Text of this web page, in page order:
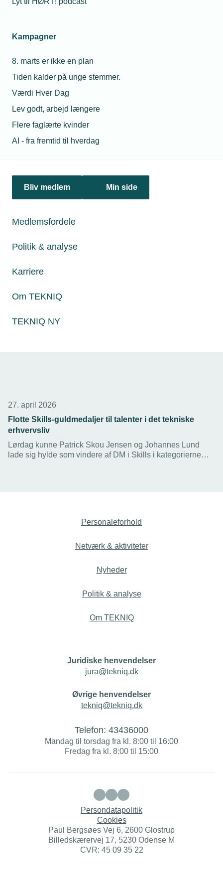
Kampagner
8. marts er ikke en plan
Tiden kalder på unge stemmer.
Værdi Hver Dag
Lev godt, arbejd længere
Flere faglærte kvinder
AI - fra fremtid til hverdag
Bliv medlem Min side
Medlemsfordele
Politik & analyse
Karriere
Om TEKNIQ
TEKNIQ NY
Danskere kan ikke få nok af smagen af guld. Næste
EuroSkills løber af stablen.
DM i Skills åbnet med et brag i Hjørring
DM i Skills 2026 i Hjørring, der onsdag blev skudt i gang
inden for fire tekniske fag.
27. april 2026
Flotte Skills-guldmedaljer til talenter i det tekniske
erhvervsliv
Lørdag kunne Patrick Skou Jensen og Johannes Lund
lade sig hylde som vindere af DM i Skills i kategorierne
Personaleforhold
Netværk & aktiviteter
Nyheder
Politik & analyse
Om TEKNIQ
Juridiske henvendelser
jura@tekniq.dk
Øvrige henvendelser
tekniq@tekniq.dk
Telefon: 43436000
Mandag til torsdag fra kl. 8:00 til 16:00
Fredag fra kl. 8:00 til 15:00
Persondatapolitik
Cookies
Paul Bergsøes Vej 6, 2600 Glostrup
Billedskærervej 17, 5230 Odense M
CVR: 45 09 35 22